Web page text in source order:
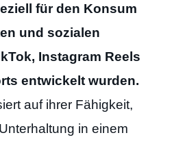
für den Konsum
und sozialen
Instagram Reels
entwickelt wurden.
auf ihrer Fähigkeit,
in einem